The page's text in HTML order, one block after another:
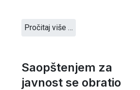
Pročitaj više …
Saopštenjem za
javnost se obratio